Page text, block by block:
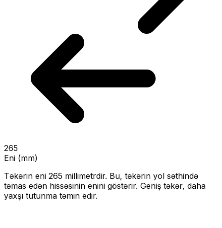
265
Eni (mm)
Təkərin eni 265 millimetrdir. Bu, təkərin yol səthində
təmas edən hissəsinin enini göstərir. Geniş təkər, daha
yaxşı tutunma təmin edir.